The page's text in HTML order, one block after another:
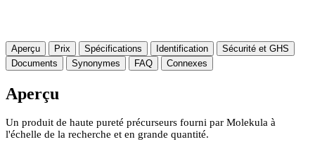
Aperçu Prix Spécifications Identification
Sécurité et GHS
Documents
Synonymes FAQ Connexes
Aperçu
Un produit de haute pureté précurseurs fourni par Molekula à
l'échelle de la recherche et en grande quantité.